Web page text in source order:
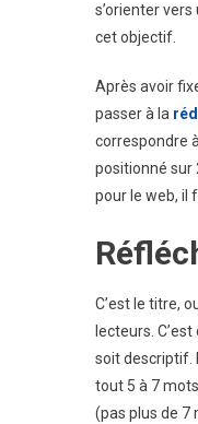
s’orienter
cet objectif.
Après avoir
passer à la
correspondre
positionné sur
pour le web, il
C’est le titre,
lecteurs.
soit descriptif.
tout 5 à 7
(pas plus de 7